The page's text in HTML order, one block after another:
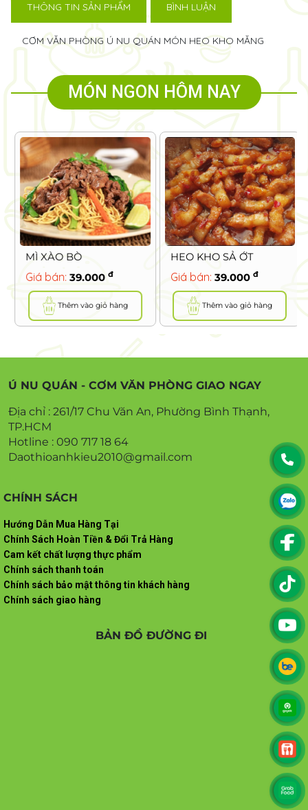
THÔNG TIN SẢN PHẨM BÌNH LUẬN
CƠM VĂN PHÒNG Ú NU QUÁN MÓN HEO KHO MĂNG
MÓN NGON HÔM NAY
MÌ XÀO BÒ
Giá bán: 39.000 đ
Thêm vào giỏ hàng
HEO KHO SẢ ỚT
Giá bán:39.000 đ
Thêm vào giỏ hàng
Ú NU QUÁN - CƠM VĂN PHÒNG GIAO NGAY
Địa chỉ : 261/17 Chu Văn An, Phường Bình Thạnh,
TP.HCM
Hotline : 090 717 18 64
Daothioanhkieu2010@gmail.com
CHÍNH SÁCH
Hướng Dẫn Mua Hàng Tại
Chính Sách Hoàn Tiền & Đổi Trả Hàng
Cam kết chất lượng thực phẩm
Chính sách thanh toán
Chính sách bảo mật thông tin khách hàng
Chính sách giao hàng
BẢN ĐỒ ĐƯỜNG ĐI